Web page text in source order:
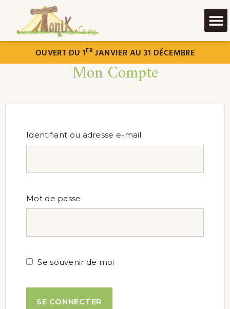
OUVERT DU 1ER JANVIER AU 31 DÉCEMBRE
Mon Compte
Identifiant ou adresse e-mail
Mot de passe
Se souvenir de moi